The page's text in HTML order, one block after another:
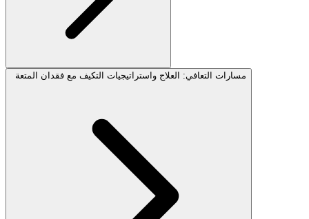
مسارات التعافي: العلاج واستراتيجيات التكيف مع فقدان المتعة